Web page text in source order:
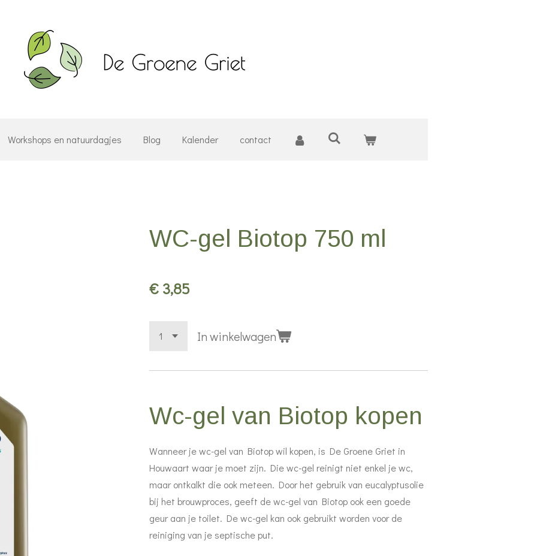
Workshops en natuurdagjes Blog Kalender contact
WC-gel Biotop 750 ml
€ 3,85
In winkelwagen
Wc-gel van Biotop kopen
Wanneer je wc-gel van Biotop wil kopen, is De Groene Griet in
Houwaart waar je moet zijn. Die wc-gel reinigt niet enkel je wc,
maar ontkalkt die ook meteen. Door het gebruik van eucalyptusolie
bij het brouwproces, geeft de wc-gel van Biotop ook een goede
geur aan je toilet. De wc-gel kan ook gebruikt worden voor de
reiniging van je septische put.